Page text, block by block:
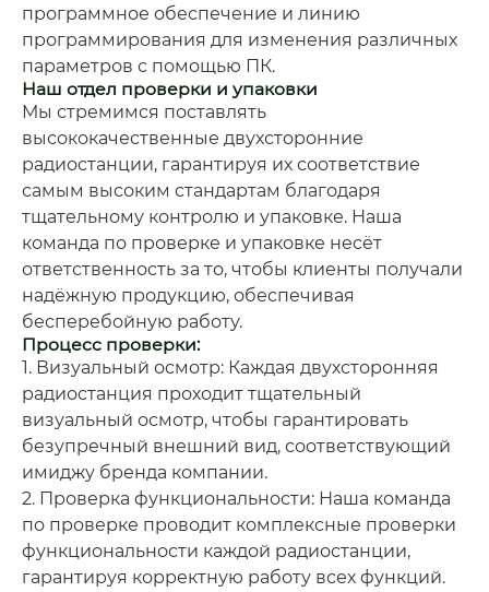
программное обеспечение и линию
программирования для изменения различных
параметров с помощью ПК.
Наш отдел проверки и упаковки
Мы стремимся поставлять
высококачественные двухсторонние
радиостанции, гарантируя их соответствие
самым высоким стандартам благодаря
тщательному контролю и упаковке. Наша
команда по проверке и упаковке несёт
ответственность за то, чтобы клиенты получали
надёжную продукцию, обеспечивая
бесперебойную работу.
Процесс проверки:
1. Визуальный осмотр: Каждая двухсторонняя
радиостанция проходит тщательный
визуальный осмотр, чтобы гарантировать
безупречный внешний вид, соответствующий
имиджу бренда компании.
2. Проверка функциональности: Наша команда
по проверке проводит комплексные проверки
функциональности каждой радиостанции,
гарантируя корректную работу всех функций.